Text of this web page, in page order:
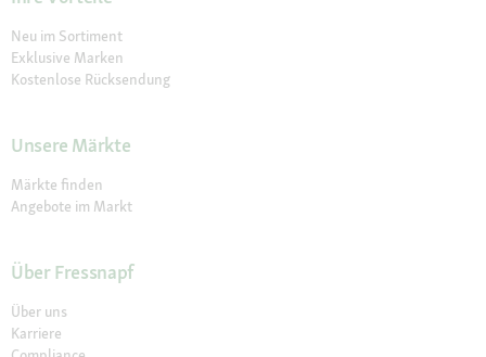
Neu im Sortiment
Exklusive Marken
Kostenlose Rücksendung
Unsere Märkte
Märkte finden
Angebote im Markt
Über Fressnapf
Über uns
Karriere